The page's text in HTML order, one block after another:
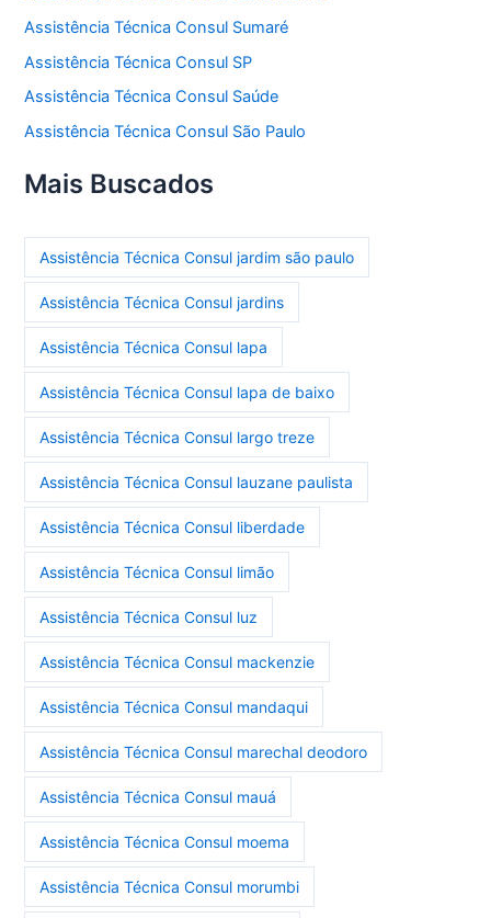
Assistência Técnica Consul Sumaré
Assistência Técnica Consul SP
Assistência Técnica Consul Saúde
Assistência Técnica Consul São Paulo
Mais Buscados
Assistência Técnica Consul jardim são paulo
Assistência Técnica Consul jardins
Assistência Técnica Consul lapa
Assistência Técnica Consul lapa de baixo
Assistência Técnica Consul largo treze
Assistência Técnica Consul lauzane paulista
Assistência Técnica Consul liberdade
Assistência Técnica Consul limão
Assistência Técnica Consul luz
Assistência Técnica Consul mackenzie
Assistência Técnica Consul mandaqui
Assistência Técnica Consul marechal deodoro
Assistência Técnica Consul mauá
Assistência Técnica Consul moema
Assistência Técnica Consul morumbi